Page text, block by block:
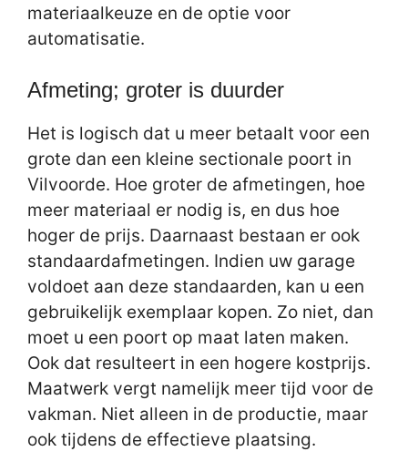
materiaalkeuze en de optie voor
automatisatie.
Afmeting; groter is duurder
Het is logisch dat u meer betaalt voor een
grote dan een kleine sectionale poort in
Vilvoorde. Hoe groter de afmetingen, hoe
meer materiaal er nodig is, en dus hoe
hoger de prijs. Daarnaast bestaan er ook
standaardafmetingen. Indien uw garage
voldoet aan deze standaarden, kan u een
gebruikelijk exemplaar kopen. Zo niet, dan
moet u een poort op maat laten maken.
Ook dat resulteert in een hogere kostprijs.
Maatwerk vergt namelijk meer tijd voor de
vakman. Niet alleen in de productie, maar
ook tijdens de effectieve plaatsing.